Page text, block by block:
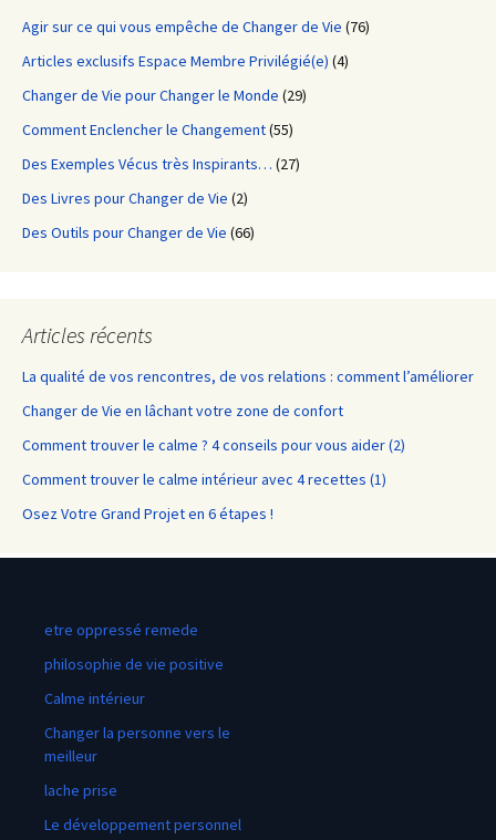
Agir sur ce qui vous empêche de Changer de Vie (76)
Articles exclusifs Espace Membre Privilégié(e) (4)
Changer de Vie pour Changer le Monde (29)
Comment Enclencher le Changement(55)
Des Exemples Vécus très Inspirants… (27)
Des Livres pour Changer de Vie (2)
Des Outils pour Changer de Vie (66)
Articles récents
La qualité de vos rencontres, de vos relations : comment l’améliorer
Changer de Vie en lâchant votre zone de confort
Comment trouver le calme ? 4 conseils pour vous aider (2)
Comment trouver le calme intérieur avec 4 recettes (1)
Osez Votre Grand Projet en 6 étapes !
etre oppressé remede
philosophie de vie positive
Calme intérieur
Changer la personne vers le
meilleur
lache prise
Le développement personnel